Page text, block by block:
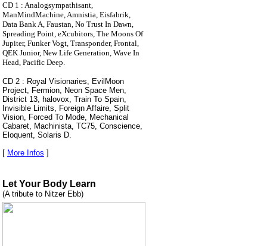
CD 1 : Analogsympathisant,
ManMindMachine, Amnistia, Eisfabrik,
Data Bank A, Faustan, No Trust In Dawn,
Spreading Point, eXcubitors, The Moons Of
Jupiter, Funker Vogt, Transponder, Frontal,
QEK Junior, New Life Generation, Wave In
Head, Pacific Deep.
CD 2 : Royal Visionaries, EvilMoon
Project, Fermion, Neon Space Men,
District 13, halovox, Train To Spain,
Invisible Limits, Foreign Affaire, Split
Vision, Forced To Mode, Mechanical
Cabaret, Machinista, TC75, Conscience,
Eloquent, Solaris D.
[ More Infos ]
Let Your Body Learn
(A tribute to Nitzer Ebb)